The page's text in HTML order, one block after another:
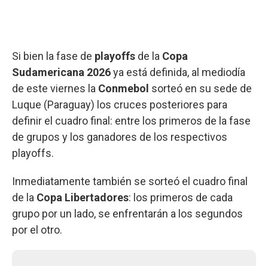
Si bien la fase de playoffs de la Copa
Sudamericana 2026ya está definida, al mediodía
de este viernes la Conmebol sorteó en su sede de
Luque (Paraguay) los cruces posteriores para
definir el cuadro final: entre los primeros de la fase
de grupos y los ganadores de los respectivos
playoffs.
Inmediatamente también se sorteó el cuadro final
de la Copa Libertadores: los primeros de cada
grupo por un lado, se enfrentarán a los segundos
por el otro.